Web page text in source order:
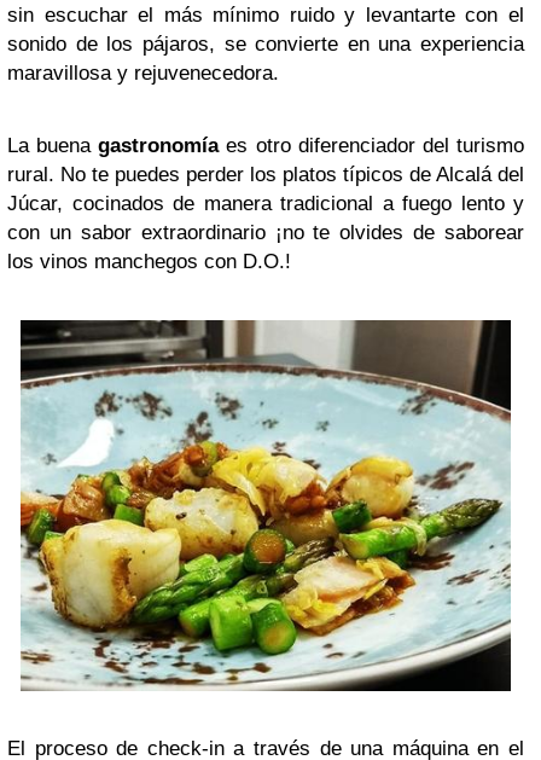
sin escuchar el más mínimo ruido y levantarte con el
sonido de los pájaros, se convierte en una experiencia
maravillosa y rejuvenecedora.
La buenagastronomíaes otro diferenciador del turismo
rural. No te puedes perder los platos típicos de Alcalá del
Júcar, cocinados de manera tradicional a fuego lento y
con un sabor extraordinario ¡no te olvides de saborear
los vinos manchegos con D.O.!
El proceso de check-in a través de una máquina en el